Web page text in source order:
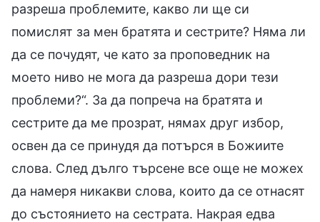
разреша проблемите, какво ли ще си
помислят за мен братята и сестрите? Няма ли
да се почудят, че като за проповедник на
моето ниво не мога да разреша дори тези
проблеми?“. За да попреча на братята и
сестрите да ме прозрат, нямах друг избор,
освен да се принудя да потърся в Божиите
слова. След дълго търсене все още не можех
да намеря никакви слова, които да се отнасят
до състоянието на сестрата. Накрая едва